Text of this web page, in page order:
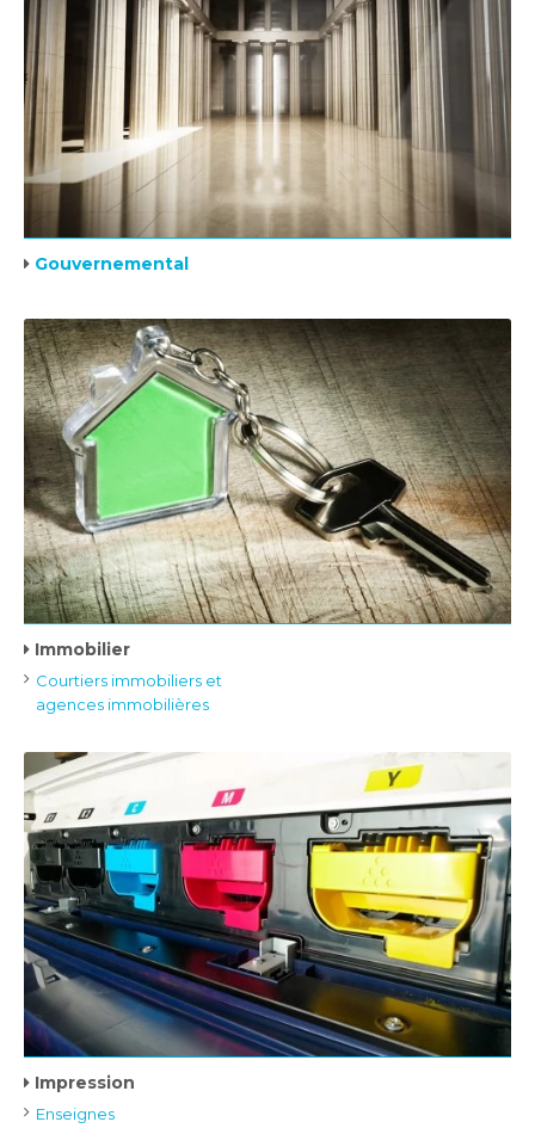
Gouvernemental
Immobilier
Courtiers immobiliers et
agences immobilières
Impression
Enseignes